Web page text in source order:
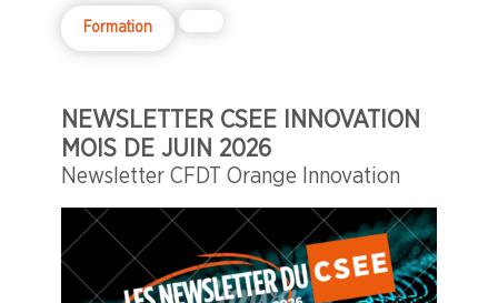
Formation
NEWSLETTER CSEE INNOVATION
MOIS DE JUIN 2026
Newsletter CFDT Orange Innovation